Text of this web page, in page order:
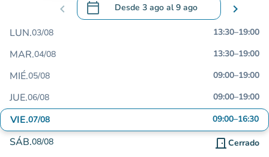
chevron_left calendar_today Desde 3 ago al9 ago
.Abra el calendario para cambiar las
chevron_right
LUN.03/08 13:30–19:00
MAR.04/08 13:30–19:00
MIÉ.05/08 09:00–19:00
JUE.06/08 09:00–19:00
VIE.07/08 09:00–16:30
SÁB.08/08 door_front Cerrado